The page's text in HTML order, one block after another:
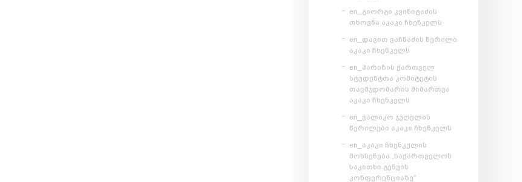
en_გიორგი კვინიტაძის
თხოვნა აკაკი ჩხენკელს
en_დავით ვაჩნაძის წერილი
აკაკი ჩხენკელს
en_პარიზის ქართველ
სტუდენტთა კომიტეტის
თავმჯდომარის მიმართვა
აკაკი ჩხენკელს
en_ვალიკო ჯუღელის
წერილები აკაკი ჩხენკელს
en_აკაკი ჩხენკელის
მოხსენება „საქართველოს
საკითხი გენუის
კონფერენციაზე“